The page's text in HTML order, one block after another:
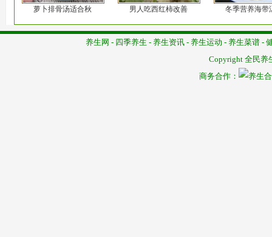
萝卜排骨汤适合秋 男人吃西红柿改善 冬季营养海带
养生网 - 四季养生 - 养生资讯 - 养生运动 - 养生菜谱 -
Copyright 全民养
商务合作：